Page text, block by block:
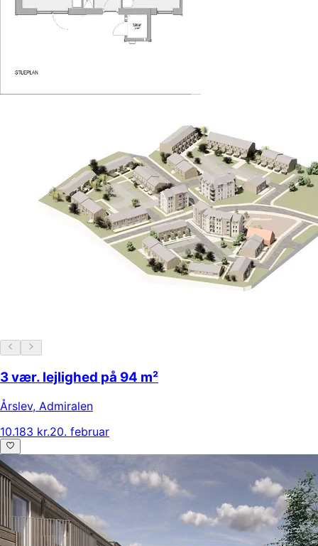
3 vær. lejlighed på 94 m²
Årslev, Admiralen
10.183 kr.20. februar